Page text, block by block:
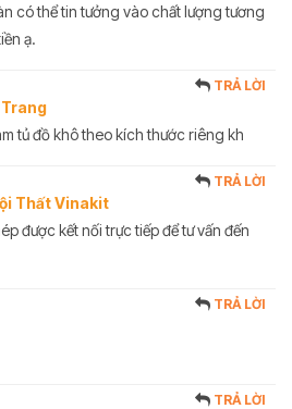
có thể tin tưởng vào chất lượng tương
ạ.
TRẢ LỜI
tủ đồ khô theo kích thước riêng kh
Thất Vinakit
TRẢ LỜI
được kết nối trực tiếp để tư vấn đến
TRẢ LỜI
TRẢ LỜI